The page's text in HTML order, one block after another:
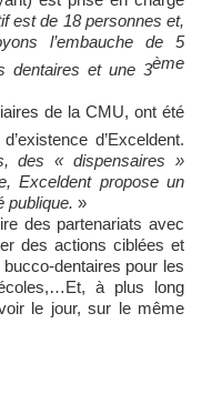
est de 18 personnes et,
l’embauche de 5
dentaires et une 3ème
de la CMU, ont été
d’Exceldent.
des « dispensaires »
Exceldent propose un
publique. »
des partenariats avec
des actions ciblées et
dentaires pour les
à plus long
le jour, sur le même